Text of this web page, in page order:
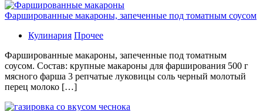
Фаршированные макароны, запеченные под томатным соусом
Кулинария Прочее
Фаршированные макароны, запеченные под томатным
соусом. Состав: крупные макароны для фарширования 500 г
мясного фарша 3 репчатые луковицы соль черный молотый
перец молоко […]